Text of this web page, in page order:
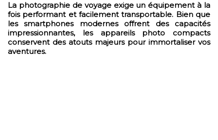
La photographie de voyage exige un équipement à la
fois performant et facilement transportable. Bien que
les smartphones modernes offrent des capacités
impressionnantes, les appareils photo compacts
conservent des atouts majeurs pour immortaliser vos
aventures.